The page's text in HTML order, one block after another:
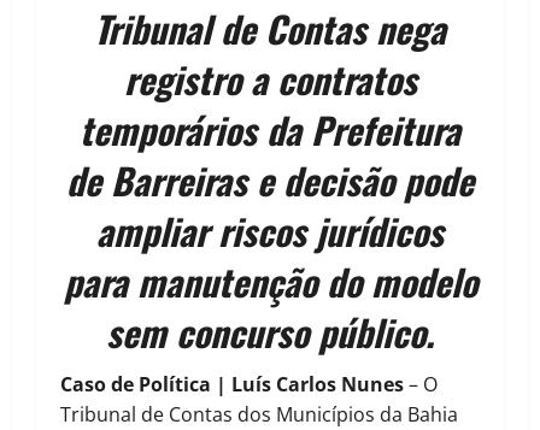
Tribunal de Contas nega
registro a contratos
temporários da Prefeitura
de Barreiras e decisão pode
ampliar riscos jurídicos
para manutenção do modelo
sem concurso público.
Caso de Política | Luís Carlos Nunes– O
Tribunal de Contas dos Municípios da Bahia